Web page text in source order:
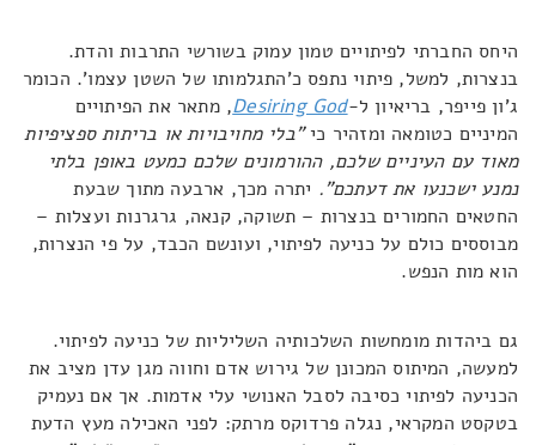
היחס החברתי לפיתויים טמון עמוק בשורשי התרבות והדת.
בנצרות, למשל, פיתוי נתפס כ'התגלמותו של השטן עצמו'. הכומר
ג'ון פייפר, בריאיון ל-Desiring God, מתאר את הפיתויים
המיניים כטומאה ומזהיר כי"בלי מחויבויות או בריתות ספציפיות
מאוד עם העיניים שלכם, ההורמונים שלכם כמעט באופן בלתי
נמנע ישכנעו את דעתכם". יתרה מכך, ארבעה מתוך שבעת
החטאים החמורים בנצרות – תשוקה, קנאה, גרגרנות ועצלות –
מבוססים כולם על כניעה לפיתוי, ועונשם הכבד, על פי הנצרות,
הוא מות הנפש.
גם ביהדות מומחשות השלכותיה השליליות של כניעה לפיתוי.
למעשה, המיתוס המכונן של גירוש אדם וחווה מגן עדן מציב את
הכניעה לפיתוי כסיבה לסבל האנושי עלי אדמות. אך אם נעמיק
בטקסט המקראי, נגלה פרדוקס מרתק: לפני האכילה מעץ הדעת